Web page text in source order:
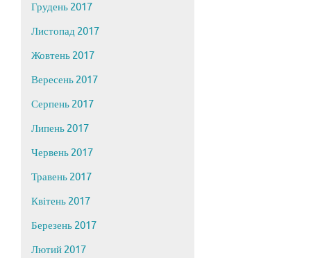
Грудень 2017
Листопад 2017
Жовтень 2017
Вересень 2017
Серпень 2017
Липень 2017
Червень 2017
Травень 2017
Квітень 2017
Березень 2017
Лютий 2017